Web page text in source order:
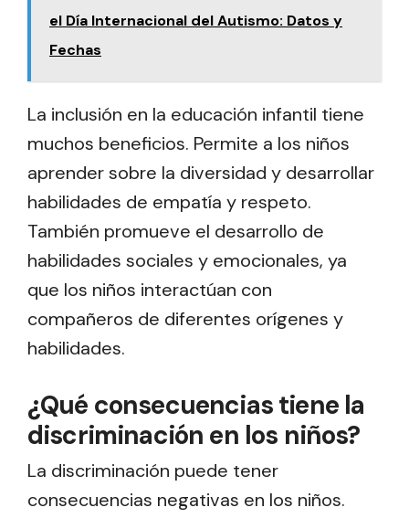
el Día Internacional del Autismo: Datos y
Fechas
La inclusión en la educación infantil tiene
muchos beneficios. Permite a los niños
aprender sobre la diversidad y desarrollar
habilidades de empatía y respeto.
También promueve el desarrollo de
habilidades sociales y emocionales, ya
que los niños interactúan con
compañeros de diferentes orígenes y
habilidades.
¿Qué consecuencias tiene la
discriminación en los niños?
La discriminación puede tener
consecuencias negativas en los niños.